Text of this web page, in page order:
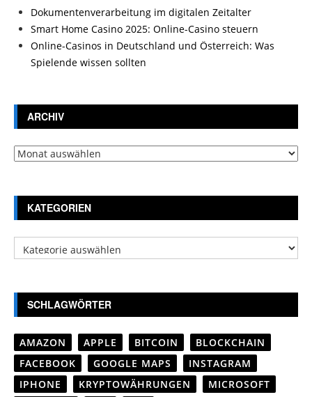
Dokumentenverarbeitung im digitalen Zeitalter
Smart Home Casino 2025: Online-Casino steuern
Online-Casinos in Deutschland und Österreich: Was
Spielende wissen sollten
ARCHIV
Archiv
KATEGORIEN
Kategorien
SCHLAGWÖRTER
AMAZON APPLE BITCOIN
BLOCKCHAIN
FACEBOOK
GOOGLE MAPS
INSTAGRAM
IPHONE
KRYPTOWÄHRUNGEN
MICROSOFT